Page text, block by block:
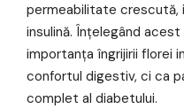
permeabilitate crescută,
insulină. Înțelegând
importanța îngrijirii florei
confortul digestiv, ci ca
complet al diabetului.